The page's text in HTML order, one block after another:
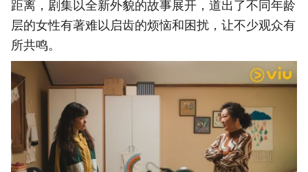
距离，剧集以全新外貌的故事展开，道出了不同年龄
层的女性有著难以启齿的烦恼和困扰，让不少观众有
所共鸣。